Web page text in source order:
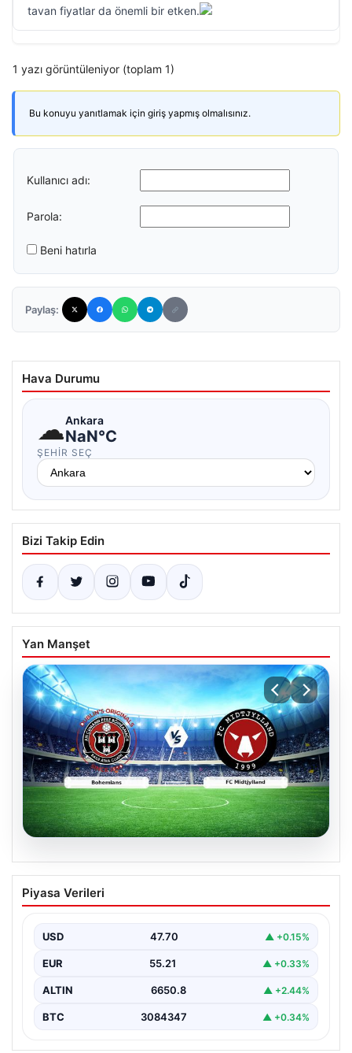
tavan fiyatlar da önemli bir etken.
1 yazı görüntüleniyor (toplam 1)
Bu konuyu yanıtlamak için giriş yapmış olmalısınız.
Kullanıcı adı:
Parola:
Beni hatırla
Paylaş:
Hava Durumu
☁Ankara
NaN°C
ŞEHIR SEÇ
Bizi Takip Edin
Yan Manşet
06.08.2026
CANLI | Bohemians – FC Midtjylland
Maç Önizlemesi ve Detayları
yaşanıyor. Bohemians ile FC Midtjylland, 06 Ağustos
2026…
Piyasa Verileri
USD 47.70 ▲ +0.15%
EUR 55.21 ▲ +0.33%
ALTIN 6650.8 ▲ +2.44%
BTC 3084347 ▲ +0.34%